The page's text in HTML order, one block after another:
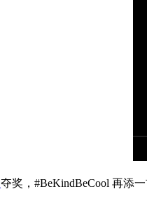
夺奖，#BeKindBeCool 再添